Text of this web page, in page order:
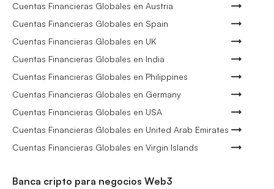
Cuentas Financieras Globales en Austria
Cuentas Financieras Globales en Spain
Cuentas Financieras Globales en UK
Cuentas Financieras Globales en India
Cuentas Financieras Globales en Philippines
Cuentas Financieras Globales en Germany
Cuentas Financieras Globales en USA
Cuentas Financieras Globales en United Arab Emirates
Cuentas Financieras Globales en Virgin Islands
Banca cripto para negocios Web3